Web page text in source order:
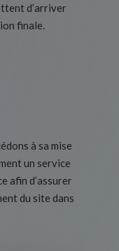
d’arriver
finale.
à sa mise
un service
afin d’assurer
du site dans